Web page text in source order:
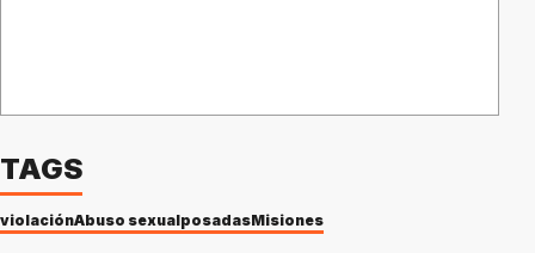
TAGS
violaciónAbuso sexualposadasMisiones